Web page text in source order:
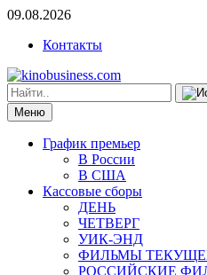
09.08.2026
Контакты
Меню
График премьер
В России
В США
Кассовые сборы
ДЕНЬ
ЧЕТВЕРГ
УИК-ЭНД
ФИЛЬМЫ
РОССИЙСКИЕ